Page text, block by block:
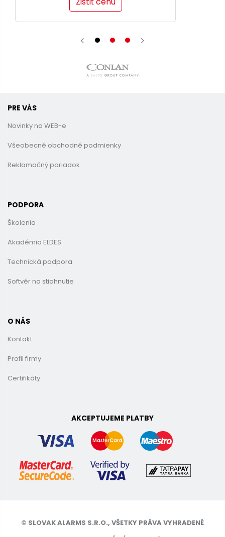
PRE VÁS
Novinky na WEB-e
Všeobecné obchodné podmienky
Reklamačný poriadok
PODPORA
Školenia
Akadémia ELDES
Technická podpora
Softvér na stiahnutie
O NÁS
Kontakt
Profil firmy
Certifikáty
AKCEPTUJEME PLATBY
© SLOVAK ALARMS S.R.O., VŠETKY PRÁVA VYHRADENÉ